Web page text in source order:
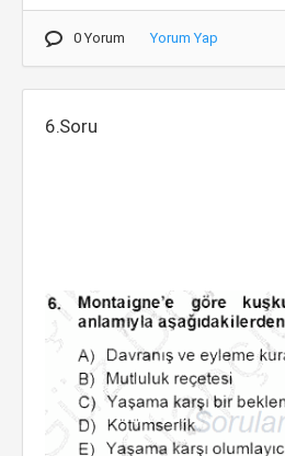
0 Yorum Yorum Yap
6.Soru